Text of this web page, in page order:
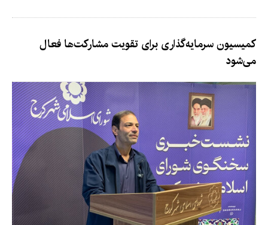
کمیسیون سرمایه‌گذاری برای تقویت مشارکت‌ها فعال
می‌شود